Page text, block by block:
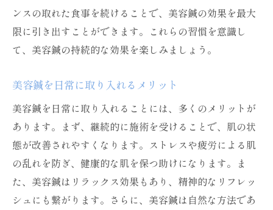
ンスの取れた食事を続けることで、美容鍼の効果を最大
限に引き出すことができます。これらの習慣を意識し
て、美容鍼の持続的な効果を楽しみましょう。
美容鍼を日常に取り入れるメリット
美容鍼を日常に取り入れることには、多くのメリットが
あります。まず、継続的に施術を受けることで、肌の状
態が改善されやすくなります。ストレスや疲労による肌
の乱れを防ぎ、健康的な肌を保つ助けになります。ま
た、美容鍼はリラックス効果もあり、精神的なリフレッ
シュにも繋がります。さらに、美容鍼は自然な方法であ